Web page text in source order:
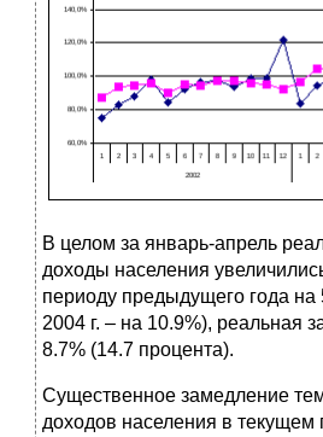
В целом за январь-апрель
доходы населения
периоду предыдущего года на
2004 г. – на 10.9%), реальная
8.7% (14.7 процента).
Существенное замедление
доходов населения в текущем